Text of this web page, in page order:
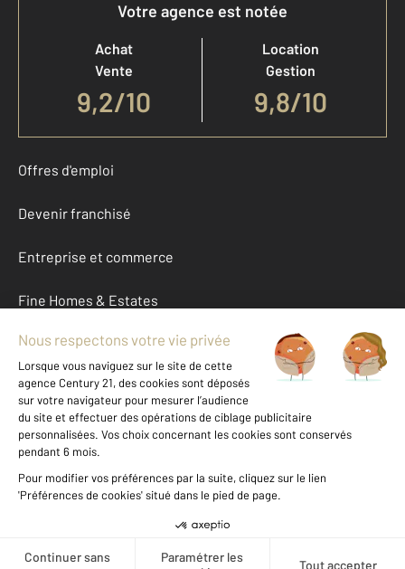
Votre agence est notée
Achat
Vente
9,2/10
Location
Gestion
9,8/10
Offres d'emploi
Devenir franchisé
Entreprise et commerce
Fine Homes & Estates
À propos
International
Nous contacter
Données personnelles
Gestionnaire des cookies